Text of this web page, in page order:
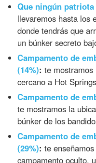
Que ningún
llevaremos hasta los
donde tendrás que
un búnker secreto
Campamento de
(14%): te mostramos
cercano a Hot
Campamento de
te mostramos la
búnker de los
Campamento de
(29%): te
campamento oculto,